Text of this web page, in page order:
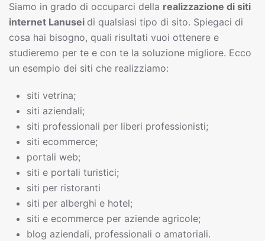
Siamo in grado di occuparci della realizzazione di siti
internet Lanusei di qualsiasi tipo di sito. Spiegaci di
cosa hai bisogno, quali risultati vuoi ottenere e
studieremo per te e con te la soluzione migliore. Ecco
un esempio dei siti che realizziamo:
siti vetrina;
siti aziendali;
siti professionali per liberi professionisti;
siti ecommerce;
portali web;
siti e portali turistici;
siti per ristoranti
siti per alberghi e hotel;
siti e ecommerce per aziende agricole;
blog aziendali, professionali o amatoriali.